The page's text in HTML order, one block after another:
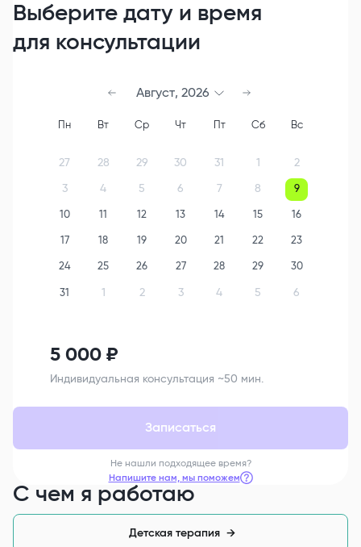
Выберите дату и время
для консультации
Август, 2026
Пн Вт Ср Чт Пт Сб Вс
27 28 29 30 31 1 2
3 4 5 6 7 8 9
10 12 13 14 15 16
17 18 19 20 21 22 23
24 25 26 27 28 29 30
31 1 2 3 4 5 6
5 000 ₽
Индивидуальная консультация ~50 мин.
Записаться
Не нашли подходящее время?
Напишите нам, мы поможем
С чем я работаю
Детская терапия →